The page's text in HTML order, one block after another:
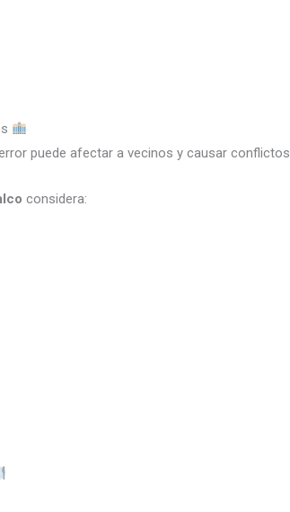
error puede afectar a vecinos y causar conflictos.
considera: